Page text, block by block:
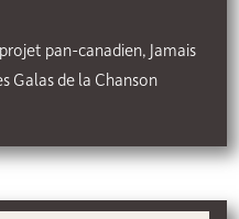
pan-canadien, Jamais
Galas de la Chanson